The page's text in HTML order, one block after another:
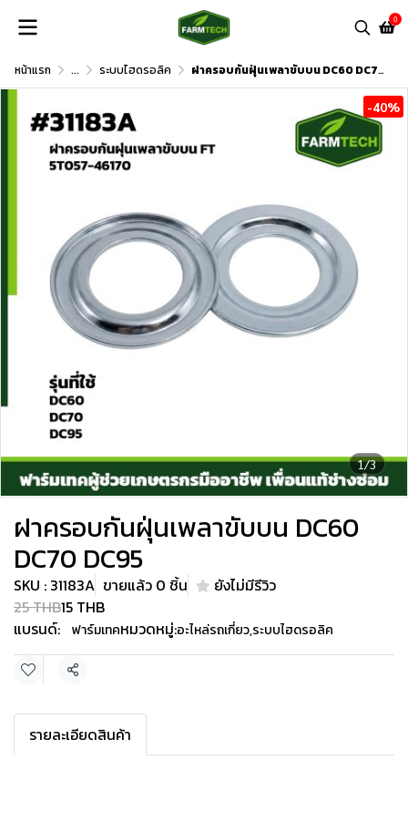
0
หน้าแรก ... ระบบไฮดรอลิค ฝาครอบกันฝุ่นเพลาขับบน DC60 DC70 DC95
1/3
-40%
ฝาครอบกันฝุ่นเพลาขับบน DC60
DC70 DC95
SKU : 31183A ขายแล้ว 0 ชิ้น
ยังไม่มีรีวิว
25 THB15 THB
แบรนด์:
ฟาร์มเทคหมวดหมู่:อะไหล่รถเกี่ยว,ระบบไฮดรอลิค
แชร์
รายละเอียดสินค้า